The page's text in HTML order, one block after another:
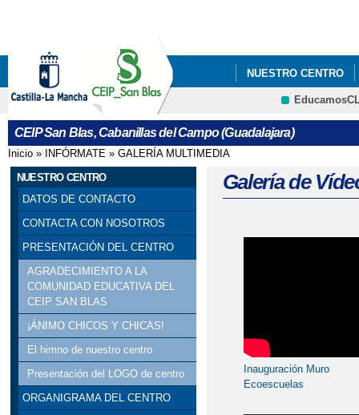
NUESTRO CENTRO
COMEDOR AMPA
CRFP
CEIP San Blas, Cabanillas del Campo (Guadalajara)
Se encuentra usted aquí
Inicio » INFÓRMATE » GALERÍA MULTIMEDIA
NUESTRO CENTRO
DATOS DE CONTACTO
CONTACTA CON NOSOTROS
PRESENTACIÓN DEL CENTRO
AGRADECIMIENTO A LA
COMUNIDAD EDUCATIVA DEL
CEIP SAN BLAS
¡ÁNIMO CHICOS Y CHICAS!
El himno de nuestro centro
Presentación del LOGO de centro
ORGANIGRAMA DEL CENTRO
Galería de
Inauguración Muro
Ecoescuelas